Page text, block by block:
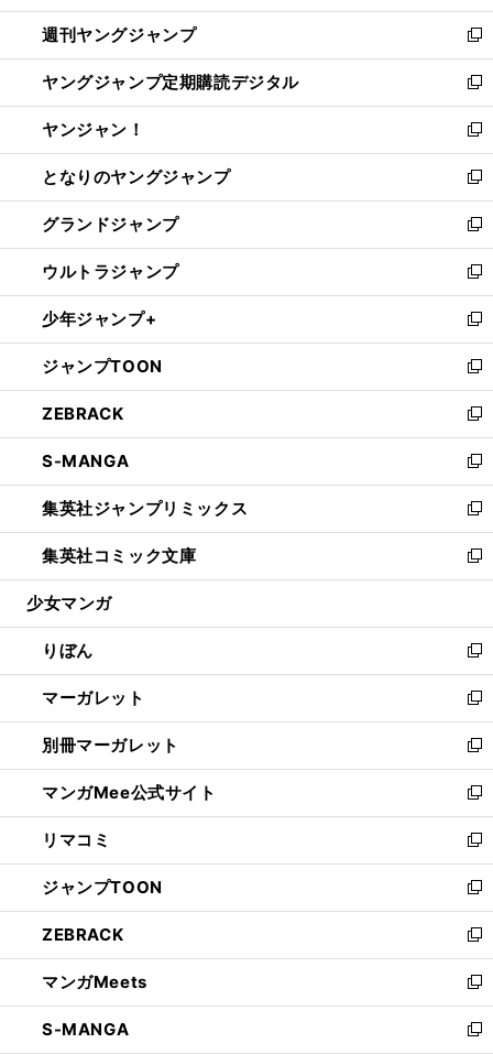
開
く
ウ
で
開
く
ン
ド
ウ
で
開
く
ウ
ィ
ン
ド
ウ
で
開
く
週刊ヤングジャンプ
新
し
い
ウ
ィ
ン
ド
ウ
で
開
く
ヤングジャンプ定期購読デジタル
新
し
い
ウ
ィ
ン
ド
ウ
で
開
く
ヤンジャン！
新
し
い
ウ
ィ
ン
ド
ウ
で
開
く
となりのヤングジャンプ
新
し
い
ウ
ィ
ン
ド
ウ
で
開
く
グランドジャンプ
新
し
い
ウ
ィ
ン
ド
ウ
で
開
く
ウルトラジャンプ
新
し
い
ウ
ィ
ン
ド
ウ
で
開
く
少年ジャンプ+
新
し
い
ウ
ィ
ン
ド
ウ
で
開
く
ジャンプTOON
新
し
い
ウ
ィ
ン
ド
ウ
で
開
ZEBRACK
新
し
い
ウ
ィ
ン
ド
ウ
開
く
S-MANGA
新
し
い
ウ
ィ
ン
ウ
で
開
く
集英社ジャンプリミックス
新
し
い
ウ
ン
ド
ウ
で
開
く
集英社コミック文庫
新
し
ウ
ィ
ン
ド
ウ
で
開
く
少女マンガ
りぼん
新
し
い
ウ
ィ
ン
ド
ウ
で
開
く
マーガレット
新
し
い
ウ
ィ
ン
ド
ウ
で
開
く
別冊マーガレット
新
し
い
ウ
ィ
ン
ド
ウ
で
開
く
マンガMee公式サイト
新
し
い
ウ
ィ
ン
ド
ウ
で
開
く
リマコミ
新
し
い
ウ
ィ
ン
ド
ウ
で
ジャンプTOON
新
し
い
ウ
ィ
ン
ド
ZEBRACK
新
し
い
ウ
ィ
マンガMeets
新
し
い
S-MANGA
新